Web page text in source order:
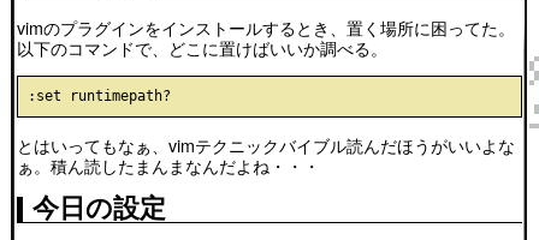
vimのプラグインをインストールするとき、置く場所に困ってた。
以下のコマンドで、どこに置けばいいか調べる。
とはいってもなぁ、vimテクニックバイブル読んだほうがいいよな
ぁ。積ん読したまんまなんだよね・・・
今日の設定